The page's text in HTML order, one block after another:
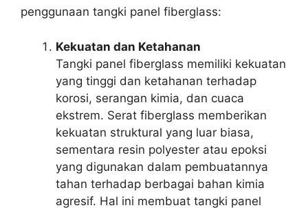
penggunaan tangki panel fiberglass:
Kekuatan dan Ketahanan
Tangki panel fiberglass memiliki kekuatan
yang tinggi dan ketahanan terhadap
korosi, serangan kimia, dan cuaca
ekstrem. Serat fiberglass memberikan
kekuatan struktural yang luar biasa,
sementara resin polyester atau epoksi
yang digunakan dalam pembuatannya
tahan terhadap berbagai bahan kimia
agresif. Hal ini membuat tangki panel